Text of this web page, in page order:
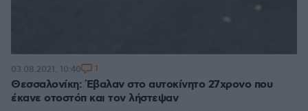
Θεσσαλονίκη: Έβαλαν στο αυτοκίνητο 27χρονο που
έκανε οτοστόπ και τον λήστεψαν
03.08.2021, 10:40 1